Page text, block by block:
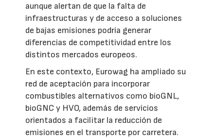
aunque alertan de que la falta de
infraestructuras y de acceso a soluciones
de bajas emisiones podría generar
diferencias de competitividad entre los
distintos mercados europeos.
En este contexto, Eurowag ha ampliado su
red de aceptación para incorporar
combustibles alternativos como bioGNL,
bioGNC y HVO, además de servicios
orientados a facilitar la reducción de
emisiones en el transporte por carretera.